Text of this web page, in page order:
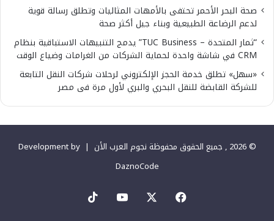
صحة البحر الأحمر تحتفى بالأمهات المثاليات وتطلق رسالة قوية
لدعم الرضاعة الطبيعية وبناء جيل أكثر صحة
“ثمار المتحدة – TUC Business” يدمج التنبيهات الاستباقية بنظام
CRM في شاشة واحدة لحماية الشركات من الغرامات وضياع الوقت
«سهل» تطلق خدمة الحجز الإلكتروني لرحلات شركات النقل التابعة
للشركة القابضة للنقل البحري والبري لأول مرة فى مصر
© 2026 , جميع الحقوق محفوظة نجوم العرب الأن |
Development by
DaznoCode
فيسبوك ‫YouTube